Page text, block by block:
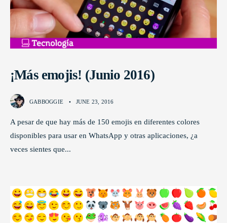
¡Más emojis! (Junio 2016)
GABBOGGIE • JUNE 23, 2016
A pesar de que hay más de 150 emojis en diferentes colores
disponibles para usar en WhatsApp y otras aplicaciones, ¿a
veces sientes que...